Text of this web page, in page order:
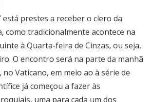
está prestes a receber o clero da
como tradicionalmente acontece na
à Quarta-feira de Cinzas, ou seja,
O encontro será na parte da manhã
no Vaticano, em meio ao à série de
já começou a fazer às
uma para cada um dos